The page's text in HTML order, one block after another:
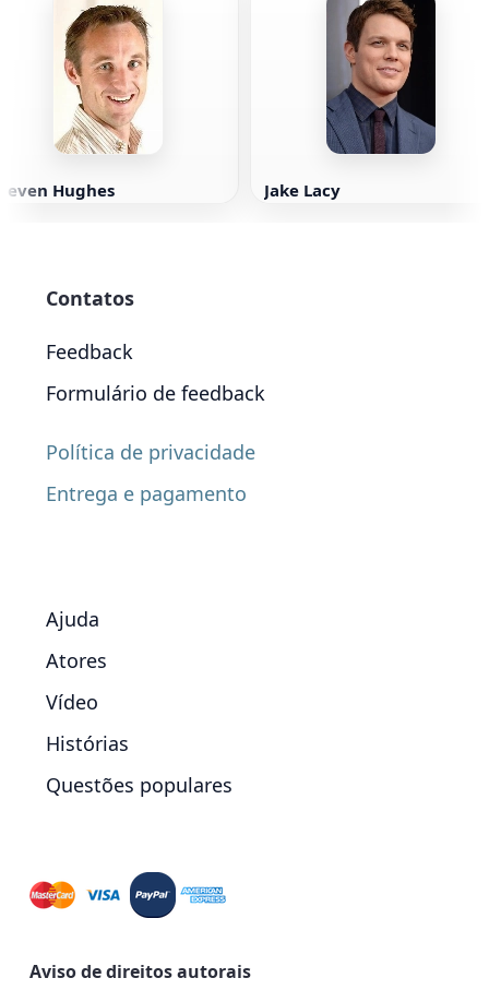
Hughes Jake Lacy
Contatos
Feedback
Formulário de feedback
Política de privacidade
Entrega e pagamento
Ajuda
Atores
Vídeo
Histórias
Questões populares
Aviso de direitos autorais